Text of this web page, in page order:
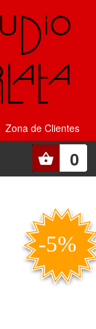
Zona de Clientes
0